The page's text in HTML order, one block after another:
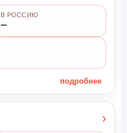
В РОССИЮ
➖
подробнее
›